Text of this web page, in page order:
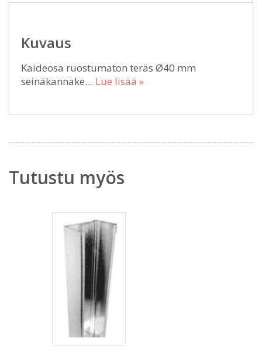
Kuvaus
Kaideosa ruostumaton teräs Ø40 mm
seinäkannake… Lue lisää »
Tutustu myös